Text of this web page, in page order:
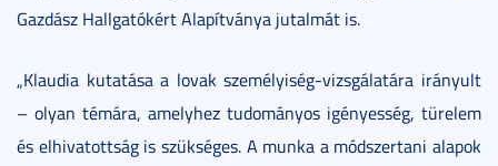
Gazdász Hallgatókért Alapítványa jutalmát is.
„Klaudia kutatása a lovak személyiség-vizsgálatára irányult
– olyan témára, amelyhez tudományos igényesség, türelem
és elhivatottság is szükséges. A munka a módszertani alapok